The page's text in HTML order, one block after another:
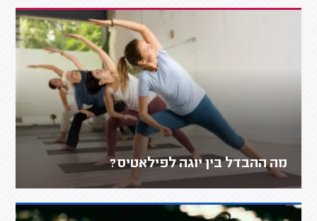
מה ההבדל בין יוגה לפילאטיס?